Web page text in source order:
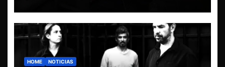
HOME NOTICIAS